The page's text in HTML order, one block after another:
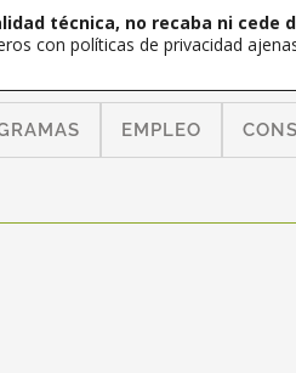
EMPLEO
técnica, no recaba ni cede
con políticas de privacidad